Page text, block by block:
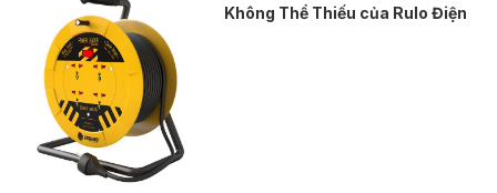
Không Thể Thiếu của Rulo Điện